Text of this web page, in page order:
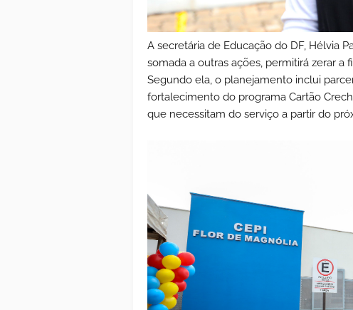
A secretária de Educação do DF, Hélvia
somada a outras ações, permitirá zerar a
Segundo ela, o planejamento inclui
fortalecimento do programa Cartão
que necessitam do serviço a partir do